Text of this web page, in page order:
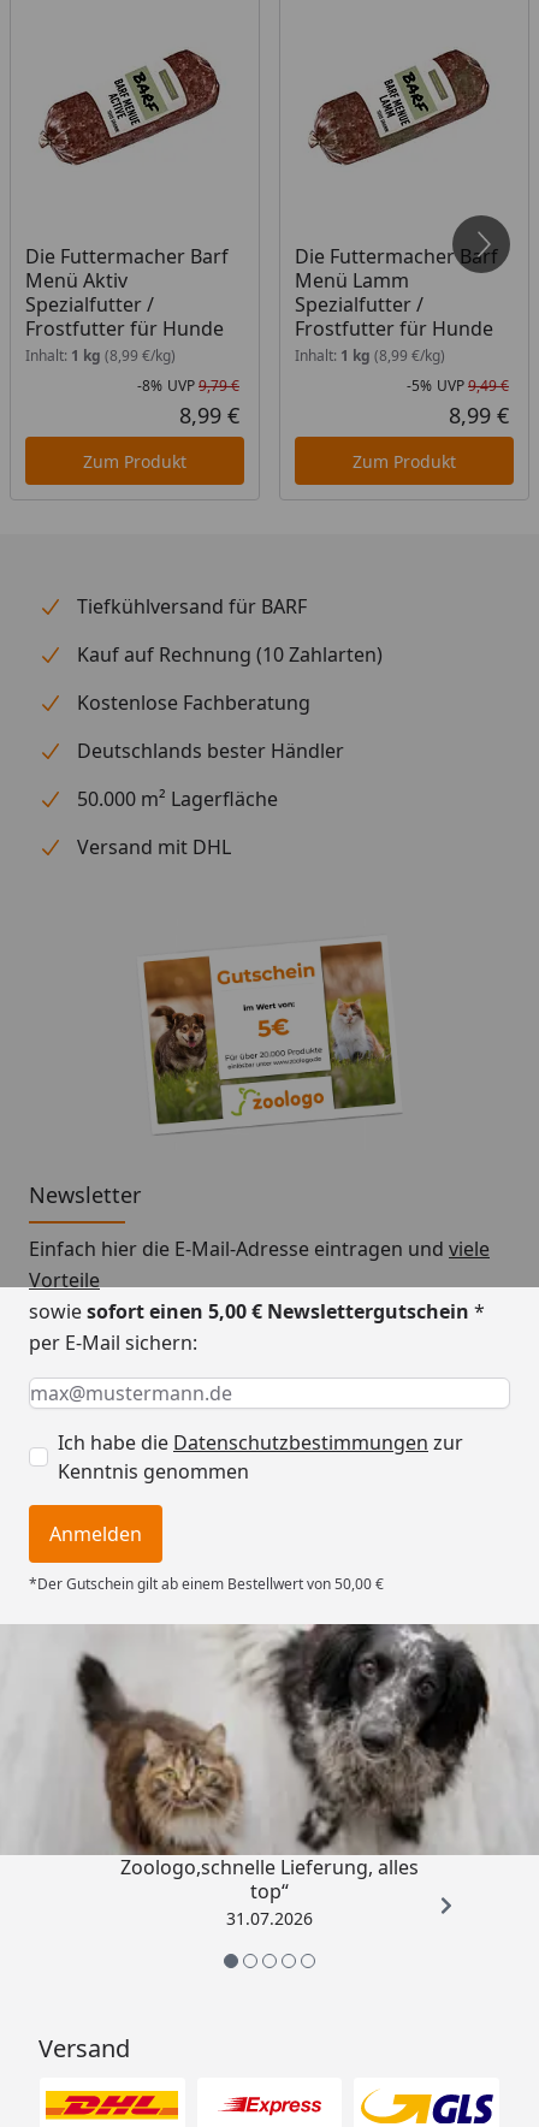
Widerrufs- und Rückgaberecht ist für dieses
Produkt nicht gültig.
Die Futtermacher Barf
Menü Aktiv
Spezialfutter /
Frostfutter für Hunde
Inhalt: 1 kg (8,99 €/kg)
Rabatt in Prozent
-8%
Ursprünglicher Preis
UVP9,79 €
Aktueller Preis
8,99 €
Zum Produkt
Die Futtermacher Barf
Menü Lamm
Spezialfutter /
Frostfutter für Hunde
Inhalt: 1 kg (8,99 €/kg)
-5% UVP9,49 €
8,99 €
Zum Produkt
Tiefkühlversand für BARF
Kauf auf Rechnung (10 Zahlarten)
Kostenlose Fachberatung
Deutschlands bester Händler
50.000 m² Lagerfläche
Versand mit DHL
Newsletter
Einfach hier die E-Mail-Adresse eintragen und viele
Vorteile
sowiesofort einen 5,00 € Newslettergutschein *
per E-Mail sichern:
Keine Eingabe erforderlich
Eingabe erforderlich
E-Mail *
Ich habe die Datenschutzbestimmungen zur
Kenntnis genommen
Anmelden
*Der Gutschein gilt ab einem Bestellwert von 50,00 €
Trusted Shops
4,73/ 5
„Gute Erfahrung mit
Zoologo,schnelle Lieferung, alles
top“
31.07.2026
Versand